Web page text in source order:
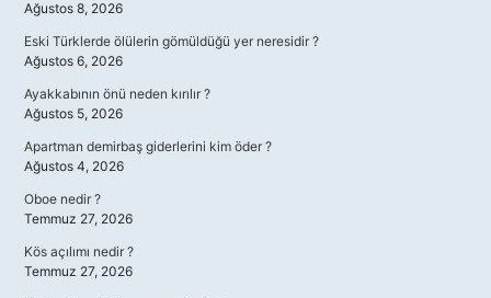
Ağustos 8, 2026
Eski Türklerde ölülerin gömüldüğü yer neresidir ?
Ağustos 6, 2026
Ayakkabının önü neden kırılır ?
Ağustos 5, 2026
Apartman demirbaş giderlerini kim öder ?
Ağustos 4, 2026
Oboe nedir ?
Temmuz 27, 2026
Kös açılımı nedir ?
Temmuz 27, 2026